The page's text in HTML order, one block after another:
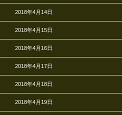
2018年4月14日
2018年4月15日
2018年4月16日
2018年4月17日
2018年4月18日
2018年4月19日